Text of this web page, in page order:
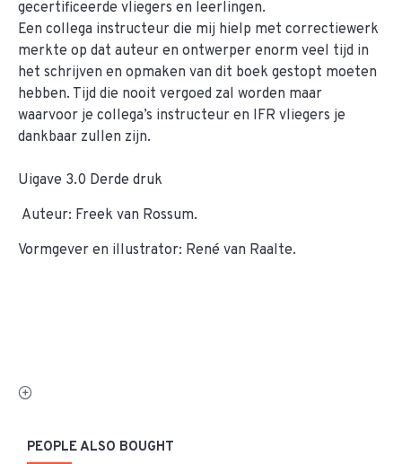
gecertificeerde vliegers en leerlingen.
Een collega instructeur die mij hielp met correctiewerk
merkte op dat auteur en ontwerper enorm veel tijd in
het schrijven en opmaken van dit boek gestopt moeten
hebben. Tijd die nooit vergoed zal worden maar
waarvoor je collega’s instructeur en IFR vliegers je
dankbaar zullen zijn.
Uigave 3.0 Derde druk
Auteur: Freek van Rossum.
Vormgever en illustrator: René van Raalte.
PEOPLE ALSO BOUGHT